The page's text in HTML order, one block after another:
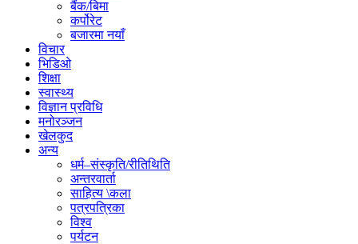
बैंक/बिमा
कर्पोरेट
बजारमा नयाँ
विचार
भिडिओ
शिक्षा
स्वास्थ्य
विज्ञान प्रविधि
मनोरञ्जन
खेलकुद
अन्य
धर्म–संस्कृति/रीतिथिति
अन्तरवार्ता
साहित्य \कला
पत्रपत्रिका
विश्व
पर्यटन